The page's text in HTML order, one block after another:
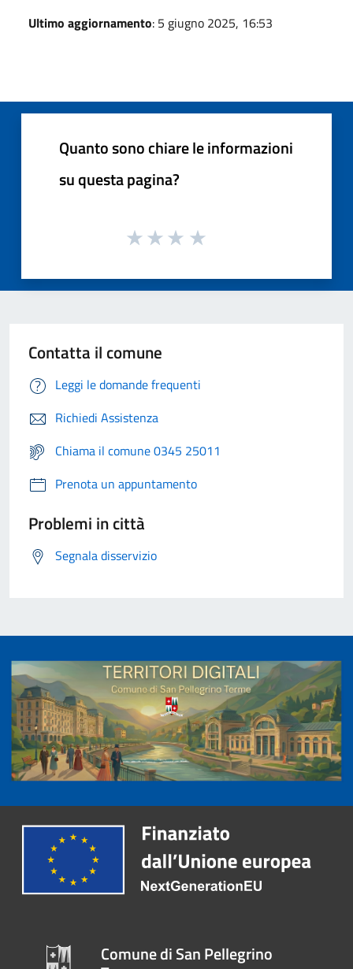
Ultimo aggiornamento: 5 giugno 2025, 16:53
Quanto sono chiare le informazioni
su questa pagina?
Contatta il comune
Leggi le domande frequenti
Richiedi Assistenza
Chiama il comune 0345 25011
Prenota un appuntamento
Problemi in città
Segnala disservizio
Comune di San Pellegrino